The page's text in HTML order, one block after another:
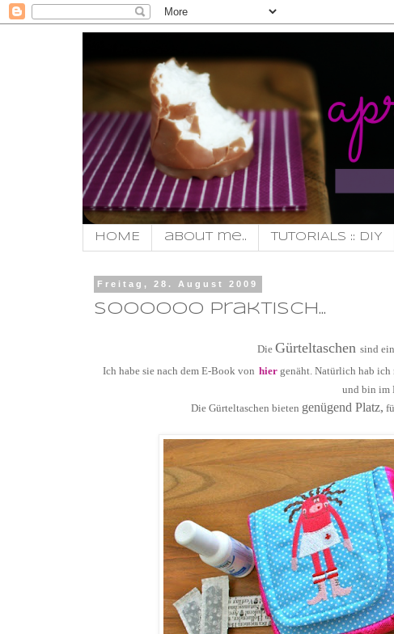
HOME about me.. TUTORIALS :: DIY
Freitag, 28. August 2009
soooooo praktisch...
Die Gürteltaschen sind
Ich habe sie nach dem E-Book von hier genäht. Natürlich hab ich
und bin im
Die Gürteltaschen bieten genügend Platz,